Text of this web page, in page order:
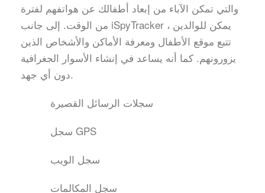
والتي تمكن الآباء من إبعاد أطفالك عن هواتفهم لفترة
من الوقت. إلى جانب iSpyTracker ، يمكن للوالدين
تتبع موقع الأطفال ومعرفة الأماكن والأشخاص الذين
يزورونهم. كما أنه يساعد في إنشاء الأسوار الجغرافية
دون أي جهد.
سجلات الرسائل القصيرة
سجل GPS
سجل الويب
سجل المكالمات